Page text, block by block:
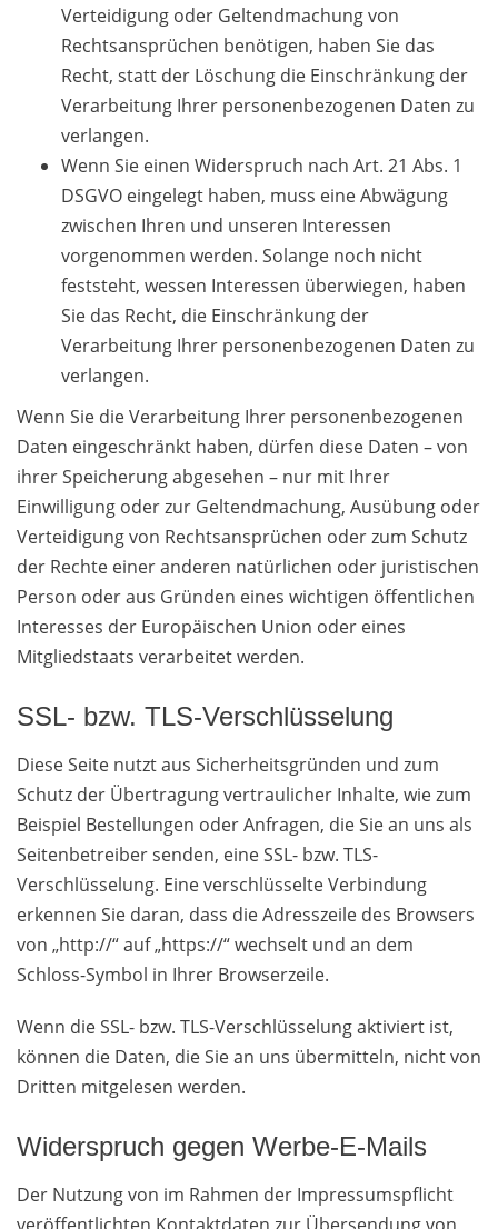
Verteidigung oder Geltendmachung von
Rechtsansprüchen benötigen, haben Sie das
Recht, statt der Löschung die Einschränkung der
Verarbeitung Ihrer personenbezogenen Daten zu
verlangen.
Wenn Sie einen Widerspruch nach Art. 21 Abs. 1
DSGVO eingelegt haben, muss eine Abwägung
zwischen Ihren und unseren Interessen
vorgenommen werden. Solange noch nicht
feststeht, wessen Interessen überwiegen, haben
Sie das Recht, die Einschränkung der
Verarbeitung Ihrer personenbezogenen Daten zu
verlangen.
Wenn Sie die Verarbeitung Ihrer personenbezogenen
Daten eingeschränkt haben, dürfen diese Daten – von
ihrer Speicherung abgesehen – nur mit Ihrer
Einwilligung oder zur Geltendmachung, Ausübung oder
Verteidigung von Rechtsansprüchen oder zum Schutz
der Rechte einer anderen natürlichen oder juristischen
Person oder aus Gründen eines wichtigen öffentlichen
Interesses der Europäischen Union oder eines
Mitgliedstaats verarbeitet werden.
SSL- bzw. TLS-Verschlüsselung
Diese Seite nutzt aus Sicherheitsgründen und zum
Schutz der Übertragung vertraulicher Inhalte, wie zum
Beispiel Bestellungen oder Anfragen, die Sie an uns als
Seitenbetreiber senden, eine SSL- bzw. TLS-
Verschlüsselung. Eine verschlüsselte Verbindung
erkennen Sie daran, dass die Adresszeile des Browsers
von „http://“ auf „https://“ wechselt und an dem
Schloss-Symbol in Ihrer Browserzeile.
Wenn die SSL- bzw. TLS-Verschlüsselung aktiviert ist,
können die Daten, die Sie an uns übermitteln, nicht von
Dritten mitgelesen werden.
Widerspruch gegen Werbe-E-Mails
Der Nutzung von im Rahmen der Impressumspflicht